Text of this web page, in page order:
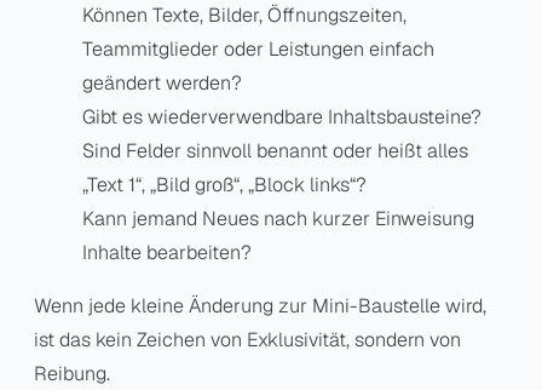
Können Texte, Bilder, Öffnungszeiten,
Teammitglieder oder Leistungen einfach
geändert werden?
Gibt es wiederverwendbare Inhaltsbausteine?
Sind Felder sinnvoll benannt oder heißt alles
„Text 1“, „Bild groß“, „Block links“?
Kann jemand Neues nach kurzer Einweisung
Inhalte bearbeiten?
Wenn jede kleine Änderung zur Mini-Baustelle wird,
ist das kein Zeichen von Exklusivität, sondern von
Reibung.